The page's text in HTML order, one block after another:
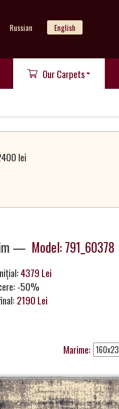
Russian English
Our Carpets
lei
— Model: 791_60378
4379 Lei
-50%
2190 Lei
Marime: